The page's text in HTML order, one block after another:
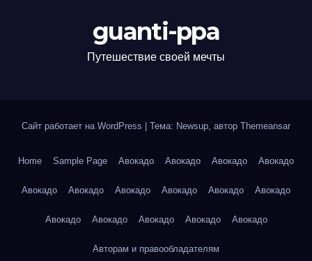
guanti-ppa
Путешествие своей мечты
Сайт работает на WordPress Тема: Newsup, автор Themeansar
Home Sample Page Авокадо Авокадо Авокадо Авокадо
Авокадо Авокадо Авокадо Авокадо Авокадо Авокадо
Авокадо Авокадо Авокадо Авокадо Авокадо
Авторам и правообладателям